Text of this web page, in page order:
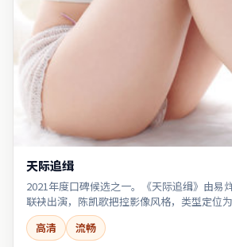
天际追缉
2021年度口碑候选之一。《天际追缉》由易
联袂出演，陈凯歌把控影像风格，类型定位为
高清
流畅